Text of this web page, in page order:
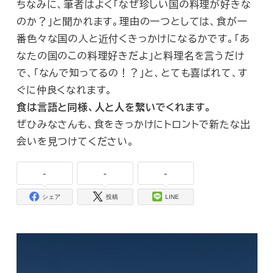
ちなみに、筆者はよく「なぜ珍しい国の料理が好きな
のか？」と聞かれます。理由の一つとしては、食が一
番色々な国の人と近付くきっかけになるかです。「あ
なたの国のこの料理好きだよ」と料理名を言うだけ
で、「なんで知ってるの！？」と、とても喜ばれて、す
ぐに仲良くなれます。
食は言語と同様、人と人を繋いでくれます。
ぜひみなさんも、食をきっかけにトロントで新たな出
会いを見つけてください。
-
シェア
-
投稿
-
LINE